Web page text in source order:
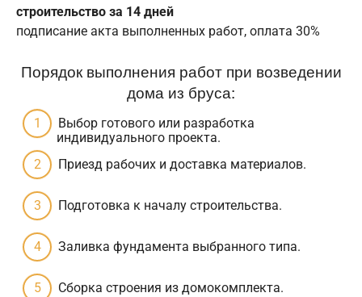
строительство за 14 дней
подписание акта выполненных работ, оплата 30%
Порядок выполнения работ при возведении
дома из бруса:
Выбор готового или разработка
индивидуального проекта.
Приезд рабочих и доставка материалов.
Подготовка к началу строительства.
Заливка фундамента выбранного типа.
Сборка строения из домокомплекта.